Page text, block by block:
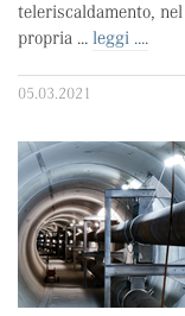
teleriscaldamento,
propria ... leggi ....
05.03.2021